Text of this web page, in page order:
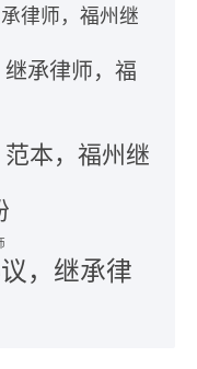
律师，福州继
承律师，福
本，福州继
，继承律